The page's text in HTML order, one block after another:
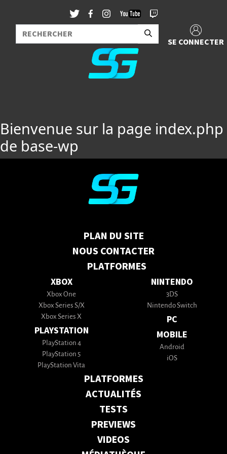
SE CONNECTER
Bienvenue sur la page index.php
de base-wp
PLAN DU SITE
NOUS CONTACTER
PLATFORMES
XBOX
Xbox One
Xbox Series S/X
Xbox Series X
PLAYSTATION
PlayStation 4
PlayStation 5
PlayStation Vita
NINTENDO
3DS
Nintendo Switch
PC
MOBILE
Android
iOS
PLATFORMES
ACTUALITÉS
TESTS
PREVIEWS
VIDEOS